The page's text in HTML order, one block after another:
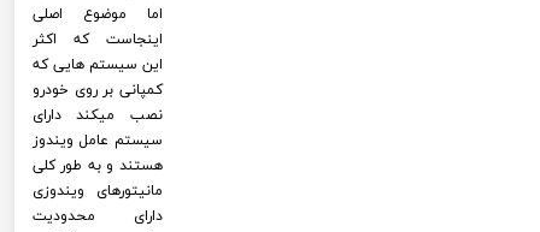
اما موضوع اصلی
اینجاست که اکثر
این سیستم هایی که
کمپانی بر روی خودرو
نصب میکند دارای
سیستم عامل ویندوز
هستند و به طور کلی
مانیتورهای ویندوزی
دارای محدودیت